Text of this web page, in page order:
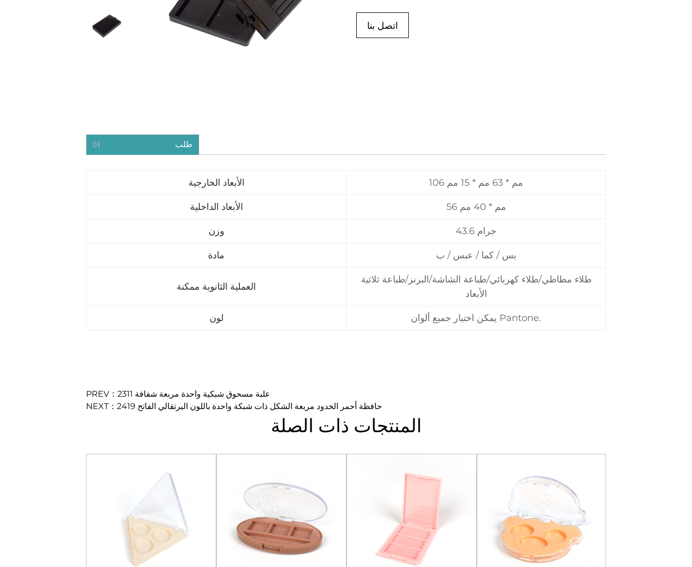
اتصل بنا
01 طلب
الأبعاد الخارجية 106 مم * 63 مم * 15 مم
الأبعاد الداخلية 56 مم * 40 مم
وزن 43.6 جرام
مادة بس / كما / عبس / ب
العملية الثانوية ممكنة
طلاء مطاطي/طلاء كهربائي/طباعة الشاشة/البرنز/طباعة ثلاثية
الأبعاد
لون يمكن اختيار جميع ألوان Pantone.
PREV：2311 علبة مسحوق شبكية واحدة مربعة شفافة
NEXT：2419 حافظة أحمر الخدود مربعة الشكل ذات شبكة واحدة باللون البرتقالي الفاتح
المنتجات ذات الصلة